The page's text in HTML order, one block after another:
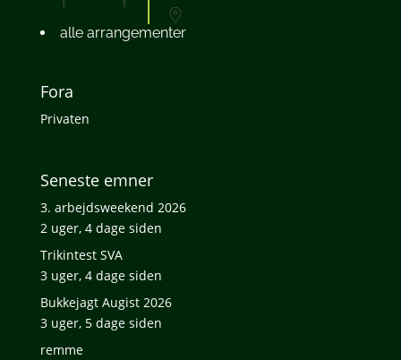
alle arrangementer
Fora
Privaten
Seneste emner
3. arbejdsweekend 2026
2 uger, 4 dage siden
Trikintest SVA
3 uger, 4 dage siden
Bukkejagt Augist 2026
3 uger, 5 dage siden
remme